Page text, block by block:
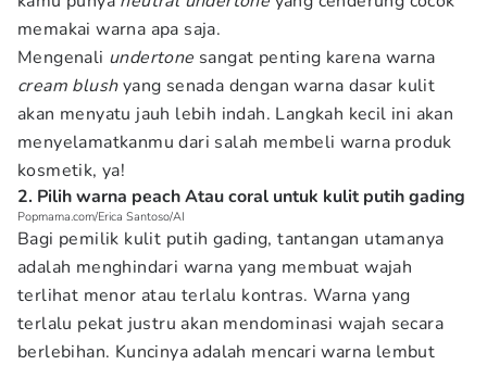
memakai warna apa saja.
Mengenali undertone sangat penting karena warna
cream blushyang senada dengan warna dasar kulit
akan menyatu jauh lebih indah. Langkah kecil ini akan
menyelamatkanmu dari salah membeli warna produk
kosmetik, ya!
2. Pilih warna peach Atau coral untuk kulit putih gading
Popmama.com/Erica Santoso/AI
Bagi pemilik kulit putih gading, tantangan utamanya
adalah menghindari warna yang membuat wajah
terlihat menor atau terlalu kontras. Warna yang
terlalu pekat justru akan mendominasi wajah secara
berlebihan. Kuncinya adalah mencari warna lembut